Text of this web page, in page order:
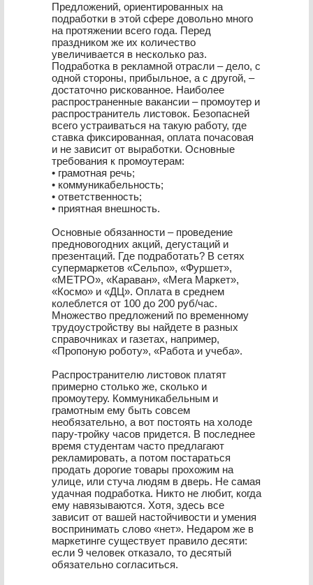
Предложений, ориентированных на
подработки в этой сфере довольно много
на протяжении всего года. Перед
праздником же их количество
увеличивается в несколько раз.
Подработка в рекламной отрасли – дело, с
одной стороны, прибыльное, а с другой, –
достаточно рискованное. Наиболее
распространенные вакансии – промоутер и
распространитель листовок. Безопасней
всего устраиваться на такую работу, где
ставка фиксированная, оплата почасовая
и не зависит от выработки. Основные
требования к промоутерам:
• грамотная речь;
• коммуникабельность;
• ответственность;
• приятная внешность.
Основные обязанности – проведение
предновогодних акций, дегустаций и
презентаций. Где подработать? В сетях
супермаркетов «Сельпо», «Фуршет»,
«МЕТРО», «Караван», «Мега Маркет»,
«Космо» и «ДЦ». Оплата в среднем
колеблется от 100 до 200 руб/час.
Множество предложений по временному
трудоустройству вы найдете в разных
справочниках и газетах, например,
«Пропоную роботу», «Работа и учеба».
Распространителю листовок платят
примерно столько же, сколько и
промоутеру. Коммуникабельным и
грамотным ему быть совсем
необязательно, а вот постоять на холоде
пару-тройку часов придется. В последнее
время студентам часто предлагают
рекламировать, а потом постараться
продать дорогие товары прохожим на
улице, или стуча людям в дверь. Не самая
удачная подработка. Никто не любит, когда
ему навязываются. Хотя, здесь все
зависит от вашей настойчивости и умения
воспринимать слово «нет». Недаром же в
маркетинге существует правило десяти:
если 9 человек отказало, то десятый
обязательно согласиться.